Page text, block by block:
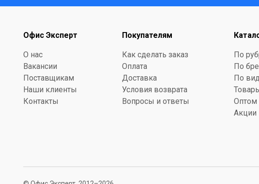
Офис Эксперт
О нас
Вакансии
Поставщикам
Наши клиенты
Контакты
Покупателям
Как сделать заказ
Оплата
Доставка
Условия возврата
Вопросы и ответы
По
По
По
Акции